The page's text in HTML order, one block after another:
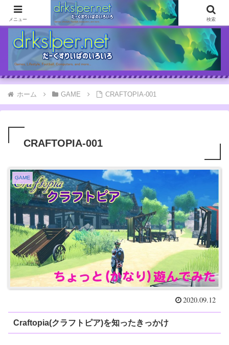
ゲームとか自分の体験談とか書いてます
ホーム GAME CRAFTOPIA-001
CRAFTOPIA-001
GAME
2020.09.12
Craftopia(クラフトピア)を知ったきっかけ
メニュー 検索